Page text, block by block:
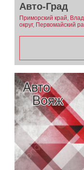
Авто-Град
Приморский край,
округ, Первомайский